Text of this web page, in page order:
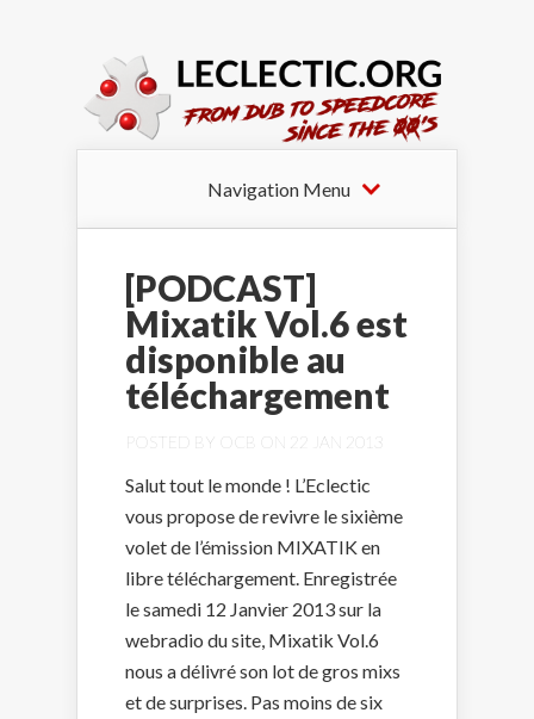
Navigation Menu
[PODCAST]
Mixatik Vol.6 est
disponible au
téléchargement
POSTED BY OCB ON 22 JAN 2013
Salut tout le monde ! L’Eclectic
vous propose de revivre le sixième
volet de l’émission MIXATIK en
libre téléchargement. Enregistrée
le samedi 12 Janvier 2013 sur la
webradio du site, Mixatik Vol.6
nous a délivré son lot de gros mixs
et de surprises. Pas moins de six